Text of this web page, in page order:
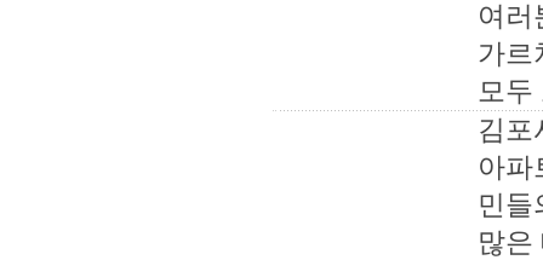
여러
가르
모두
김포
아
민들
많은